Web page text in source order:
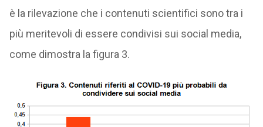
è la rilevazione che i contenuti scientifici sono tra i
più meritevoli di essere condivisi sui social media,
come dimostra la figura 3.